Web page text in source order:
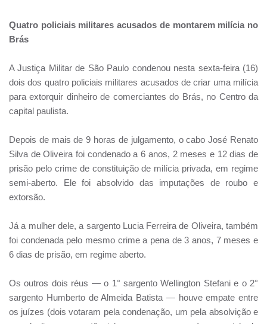
Quatro policiais militares acusados de montarem milícia no
Brás
A Justiça Militar de São Paulo condenou nesta sexta-feira (16)
dois dos quatro policiais militares acusados de criar uma milícia
para extorquir dinheiro de comerciantes do Brás, no Centro da
capital paulista.
Depois de mais de 9 horas de julgamento, o cabo José Renato
Silva de Oliveira foi condenado a 6 anos, 2 meses e 12 dias de
prisão pelo crime de constituição de milícia privada, em regime
semi-aberto. Ele foi absolvido das imputações de roubo e
extorsão.
Já a mulher dele, a sargento Lucia Ferreira de Oliveira, também
foi condenada pelo mesmo crime a pena de 3 anos, 7 meses e
6 dias de prisão, em regime aberto.
Os outros dois réus — o 1° sargento Wellington Stefani e o 2°
sargento Humberto de Almeida Batista — houve empate entre
os juízes (dois votaram pela condenação, um pela absolvição e